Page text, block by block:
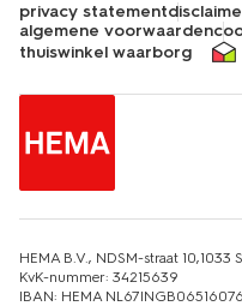
privacy statement
algemene voorwaarden
thuiswinkel waarborg
HEMA B.V., NDSM-straat 10,1033
KvK-nummer: 34215639
IBAN: HEMA